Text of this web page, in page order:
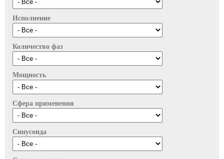
Исполнение
Количество фаз
Мощность
Сфера применения
Синусоида